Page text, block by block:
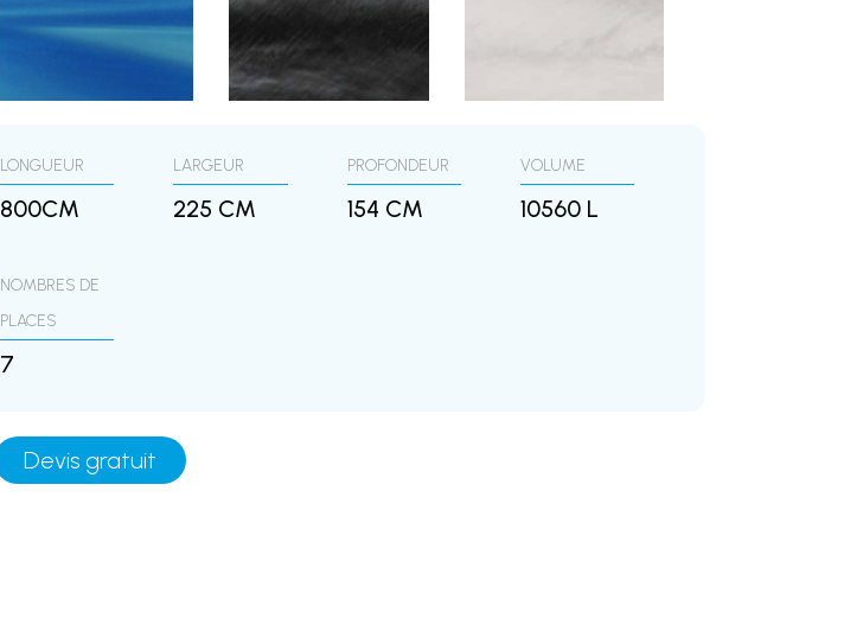
LONGUEUR
800CM
LARGEUR
225 CM
PROFONDEUR
154 CM
VOLUME
10560 L
NOMBRES DE
PLACES
7
Devis gratuit